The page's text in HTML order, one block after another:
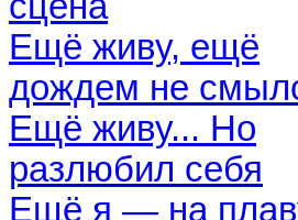
Ещё живу, ещё
дождем не
Ещё живу... Но
разлюбил себя
Ещё я — на